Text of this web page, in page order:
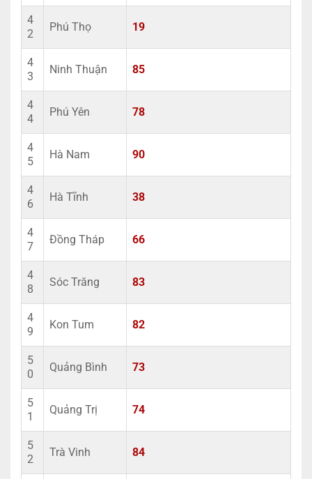
4
2
Phú Thọ 19
4
3
Ninh Thuận 85
4
4
Phú Yên 78
4
5
Hà Nam 90
4
6
Hà Tĩnh 38
4
7
Đồng Tháp 66
4
8
Sóc Trăng 83
4
9
Kon Tum 82
5
0
Quảng Bình 73
5
1
Quảng Trị 74
5
2
Trà Vinh 84